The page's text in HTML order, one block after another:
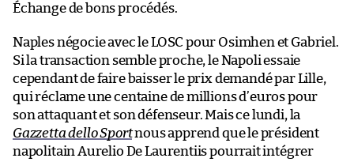
Échange de bons procédés.
Naples négocie avec le LOSC pour Osimhen et Gabriel.
Si la transaction semble proche, le Napoli essaie
cependant de faire baisser le prix demandé par Lille,
qui réclame une centaine de millions d’euros pour
son attaquant et son défenseur. Mais ce lundi, la
Gazzetta dello Sportnous apprend que le président
napolitain Aurelio De Laurentiis pourrait intégrer